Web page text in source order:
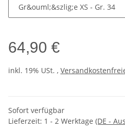
64,90 €
inkl. 19% USt. ,
Sofort verfügbar
Lieferzeit: 1 - 2 Werktage (DE -